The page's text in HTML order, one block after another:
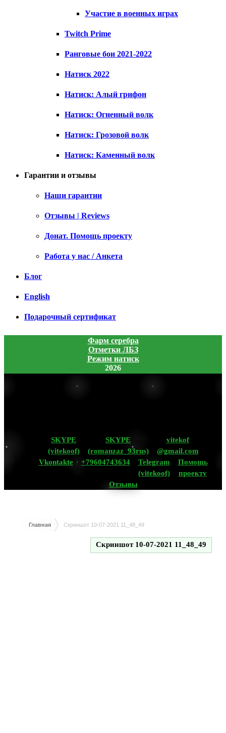
Участие в военных играх
Twitch Prime
Ранговые бои 2021-2022
Натиск 2022
Натиск: Алый грифон
Натиск: Огненный волк
Натиск: Грозовой волк
Натиск: Каменный волк
Гарантии и отзывы
Наши гарантии
Отзывы | Reviews
Донат. Помощь проекту
Работа у нас / Анкета
Блог
English
Подарочный сертификат
Фарм серебра
Отметки ЛБЗ
Режим натиск
2026
SKYPE
(vitekoof)
SKYPE
(romanzaz_93rus)
vitekof
@gmail.com
Vkontakte
+79604743634
Telegram
(vitekoof)
Помощь
проекту
Отзывы
Главная Скриншот 10-07-2021 11_48_49
Скриншот 10-07-2021 11_48_49